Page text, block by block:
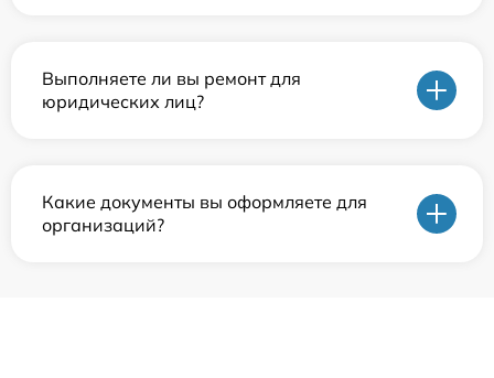
Выполняете ли вы ремонт для
юридических лиц?
Какие документы вы оформляете для
организаций?